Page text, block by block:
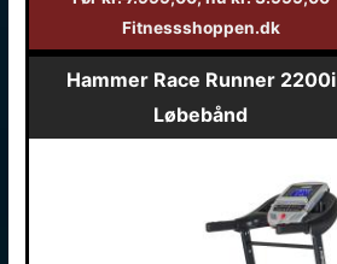
Fitnessshoppen.dk
Hammer Race Runner 2200i
Løbebånd